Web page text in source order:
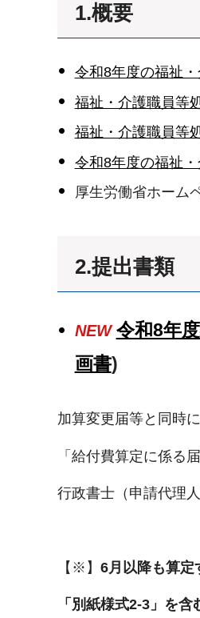
1.概要
令和8年度の福祉
福祉・介護職員等
福祉・介護職員等
令和8年度の福祉
厚生労働省ホーム
2.提出書類
NEW 令和8年
画書)
加算変更届等と同時に
「給付費算定に係る
行政書士（申請代理
【※】 6月以降も算定
「別紙様式2-3」を